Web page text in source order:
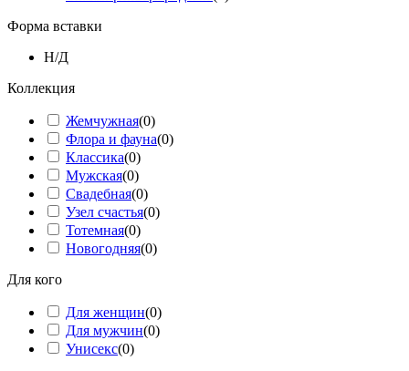
Форма вставки
Н/Д
Коллекция
Жемчужная(0)
Флора и фауна(0)
Классика(0)
Мужская(0)
Свадебная(0)
Узел счастья(0)
Тотемная(0)
Новогодняя(0)
Для кого
Для женщин(0)
Для мужчин(0)
Унисекс(0)